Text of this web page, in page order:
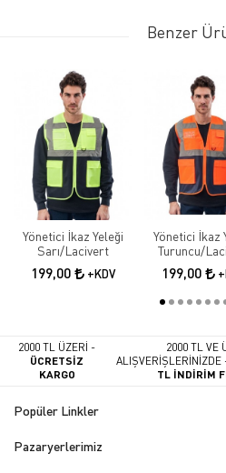
Benzer
Yönetici İkaz Yeleği
Sarı/Lacivert
199,00 +KDV
Yönetici İkaz
Turuncu/
199,00
2000 TL ÜZERİ -
ÜCRETSİZ
KARGO
2000 TL VE
ALIŞVERİŞLERİNİZDE
TL İNDİRİM
Popüler Linkler
Pazaryerlerimiz